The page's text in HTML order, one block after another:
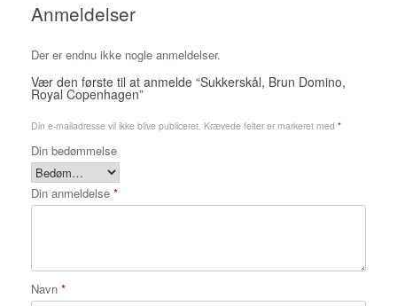
Anmeldelser
Der er endnu ikke nogle anmeldelser.
Vær den første til at anmelde “Sukkerskål, Brun Domino,
Royal Copenhagen”
Din e-mailadresse vil ikke blive publiceret. Krævede felter er markeret med *
Din bedømmelse
Din anmeldelse *
Navn *